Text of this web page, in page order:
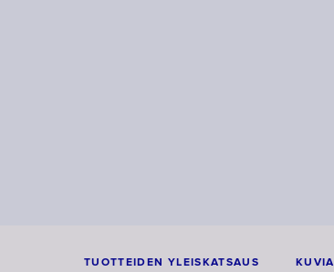
TUOTTEIDEN YLEISKATSAUS KUVIA